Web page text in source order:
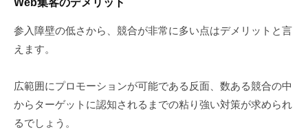
参入障壁の低さから、競合が非常に多い点はデメリットと言
えます。
広範囲にプロモーションが可能である反面、数ある競合の中
からターゲットに認知されるまでの粘り強い対策が求められ
るでしょう。